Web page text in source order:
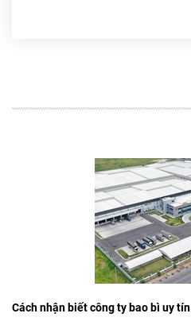
Cách nhận biết công ty bao bì uy tín